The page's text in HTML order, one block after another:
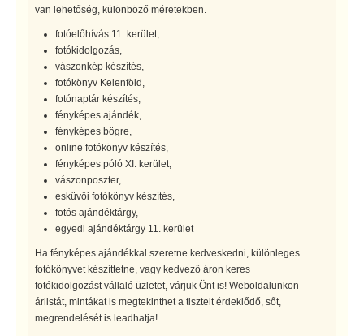
van lehetőség, különböző méretekben.
fotóelőhívás 11. kerület,
fotókidolgozás,
vászonkép készítés,
fotókönyv Kelenföld,
fotónaptár készítés,
fényképes ajándék,
fényképes bögre,
online fotókönyv készítés,
fényképes póló XI. kerület,
vászonposzter,
esküvői fotókönyv készítés,
fotós ajándéktárgy,
egyedi ajándéktárgy 11. kerület
Ha fényképes ajándékkal szeretne kedveskedni, különleges
fotókönyvet készíttetne, vagy kedvező áron keres
fotókidolgozást vállaló üzletet, várjuk Önt is! Weboldalunkon
árlistát, mintákat is megtekinthet a tisztelt érdeklődő, sőt,
megrendelését is leadhatja!